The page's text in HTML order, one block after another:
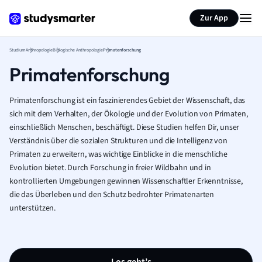
Zur App
StudiumAnthropologieBiologische AnthropologiePrimatenforschung
Primatenforschung
Primatenforschung ist ein faszinierendes Gebiet der Wissenschaft, das
sich mit dem Verhalten, der Ökologie und der Evolution von Primaten,
einschließlich Menschen, beschäftigt. Diese Studien helfen Dir, unser
Verständnis über die sozialen Strukturen und die Intelligenz von
Primaten zu erweitern, was wichtige Einblicke in die menschliche
Evolution bietet. Durch Forschung in freier Wildbahn und in
kontrollierten Umgebungen gewinnen Wissenschaftler Erkenntnisse,
die das Überleben und den Schutz bedrohter Primatenarten
unterstützen.